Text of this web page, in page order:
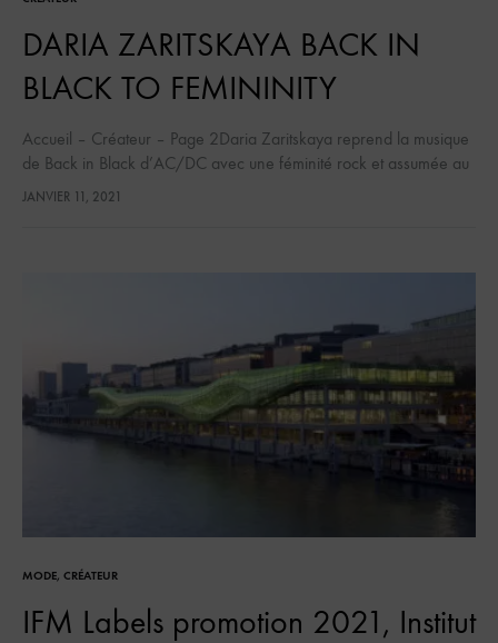
DARIA ZARITSKAYA BACK IN
BLACK TO FEMININITY
Accueil – Créateur – Page 2Daria Zaritskaya reprend la musique
de Back in Black d’AC/DC avec une féminité rock et assumée au
sein du groupe formé avec Sergey Sershen. C’est…
JANVIER 11, 2021
MODE, CRÉATEUR
IFM Labels promotion 2021, Institut